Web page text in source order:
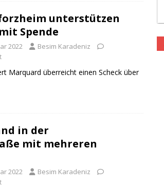
unterstützen
Spende
2022
Besim Karadeniz
Marquard überreicht einen Scheck über
in der
mit mehreren
2022
Besim Karadeniz